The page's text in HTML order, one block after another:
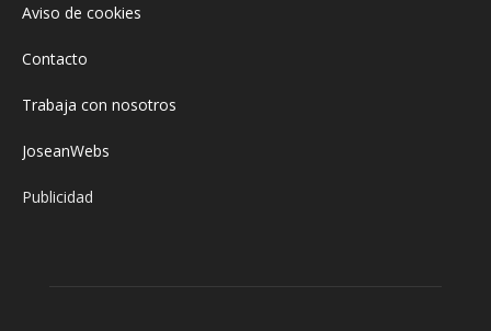
Aviso de cookies
Contacto
Trabaja con nosotros
JoseanWebs
Publicidad